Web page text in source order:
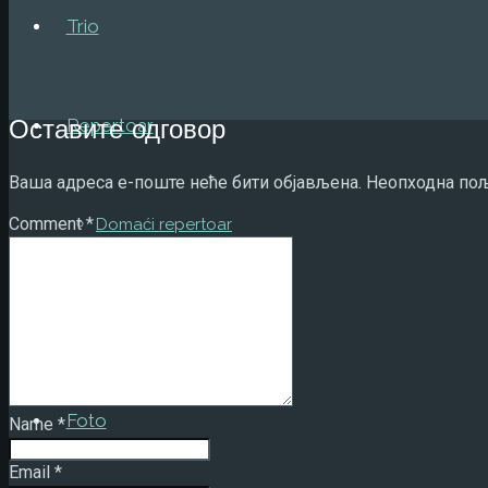
Trio
Repertoar
Domaći repertoar
Foto
Оставите одговор
Ваша адреса е-поште неће бити објављена. Неопходна
Comment*
Name *
Email *